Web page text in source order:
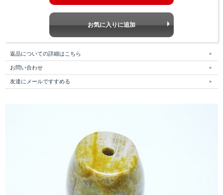
返品についての詳細はこちら
お問い合わせ
友達にメールですすめる